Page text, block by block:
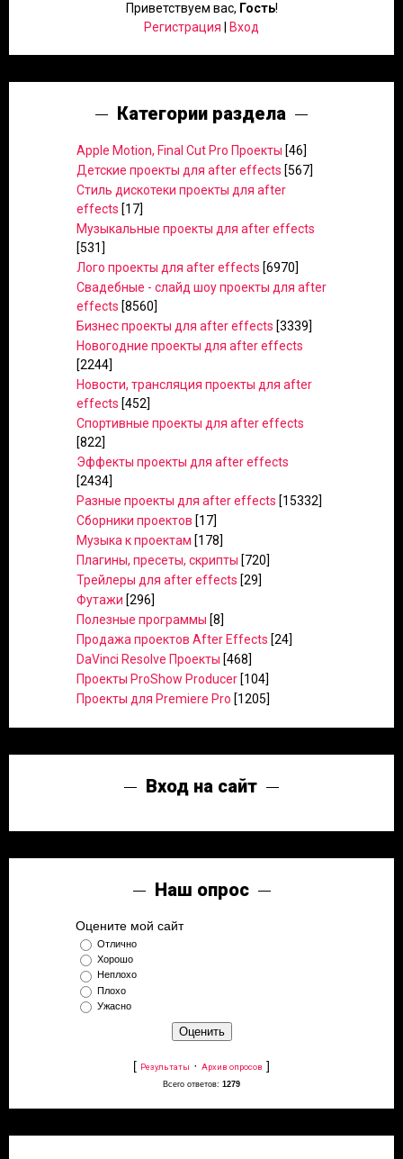
Приветствуем вас, Гость!
Регистрация
Вход
Категории раздела
Apple Motion, Final Cut Pro Проекты [46]
Детские проекты для after effects [567]
Стиль дискотеки проекты для after
effects [17]
Музыкальные проекты для after effects
[531]
Лого проекты для after effects [6970]
Свадебные - слайд шоу проекты для after
effects [8560]
Бизнес проекты для after effects [3339]
Новогодние проекты для after effects
[2244]
Новости, трансляция проекты для after
effects [452]
Спортивные проекты для after effects
[822]
Эффекты проекты для after effects
[2434]
Разные проекты для after effects [15332]
Сборники проектов [17]
Музыка к проектам [178]
Плагины, пресеты, скрипты [720]
Трейлеры для after effects [29]
Футажи [296]
Полезные программы [8]
Продажа проектов After Effects [24]
DaVinci Resolve Проекты [468]
Проекты ProShow Producer [104]
Проекты для Premiere Pro [1205]
Вход на сайт
Наш опрос
Оцените мой сайт
Отлично
Хорошо
Неплохо
Плохо
Ужасно
[ Результаты · Архив опросов ]
Всего ответов: 1279